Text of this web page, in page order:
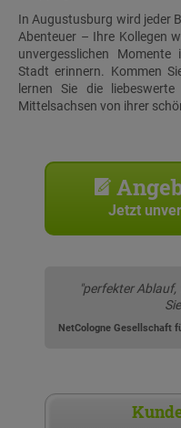
In Augustusburg wird jeder
Abenteuer – Ihre Kollegen
unvergesslichen
Stadt erinnern. Kommen
lernen Sie die
Mittelsachsen von ihrer
Jetzt
"perfekter
NetCologne Gesellschaft